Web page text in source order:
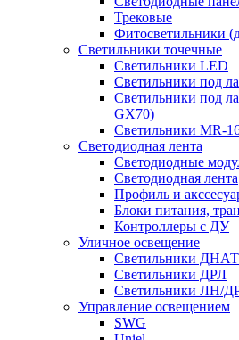
Трековые
Фитосветильники
Светильники точечные
Светильники LED
Светильники под
Светильники под
GX70)
Светильники MR-
Светодиодная лента
Светодиодные
Светодиодная лента
Профиль и
Блоки питания,
Контроллеры с ДУ
Уличное освещение
Светильники ДНАТ
Светильники ДРЛ
Светильники ЛН/
Управление освещением
SWG